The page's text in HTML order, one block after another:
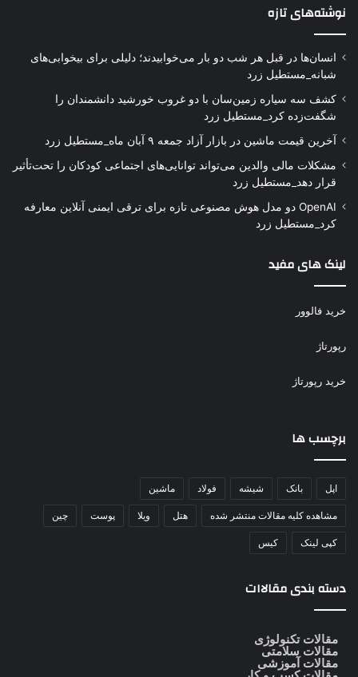
نوشته‌های تازه
انسان‌ها در قبل هر شب دو بار می‌خوابیدند؛ دلیلی برای بیخوابی‌های
شبانه_مستطیل زرد
کشف سه سیاره زمین‌سان با دو غروب خورشید دانشمندان را
شگفت‌زده کرد_مستطیل زرد
آخرین قیمت ماشین در بازار آزاد جمعه ۹ آبان ماه_مستطیل زرد
مشکلات مالی والدین می‌تواند توانایی‌های اجتماعی کودکان را تحت‌تأثیر
قرار دهد_مستطیل زرد
OpenAI دو مدل هوش مصنوعی تازه برای ترقی ایمنی آنلاین معارفه
کرد_مستطیل زرد
لینک های مفید
خرید فالوور
رپورتاژ
خرید رپورتاژ
برچسب ها
اپل بانک شیشه فولاد ماشین
مشاهده کلیه مقالات منتشر شده هتل ویلا پوست چین
کپی لینک کیس
دسته بندی مقالاات
مقالات تکنولوژی
مقالات سلامتی
مقالات آموزشی